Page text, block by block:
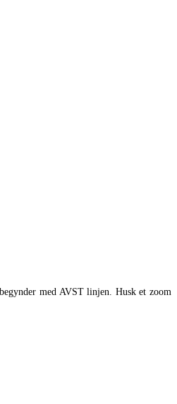
med AVST linjen. Husk et zoom